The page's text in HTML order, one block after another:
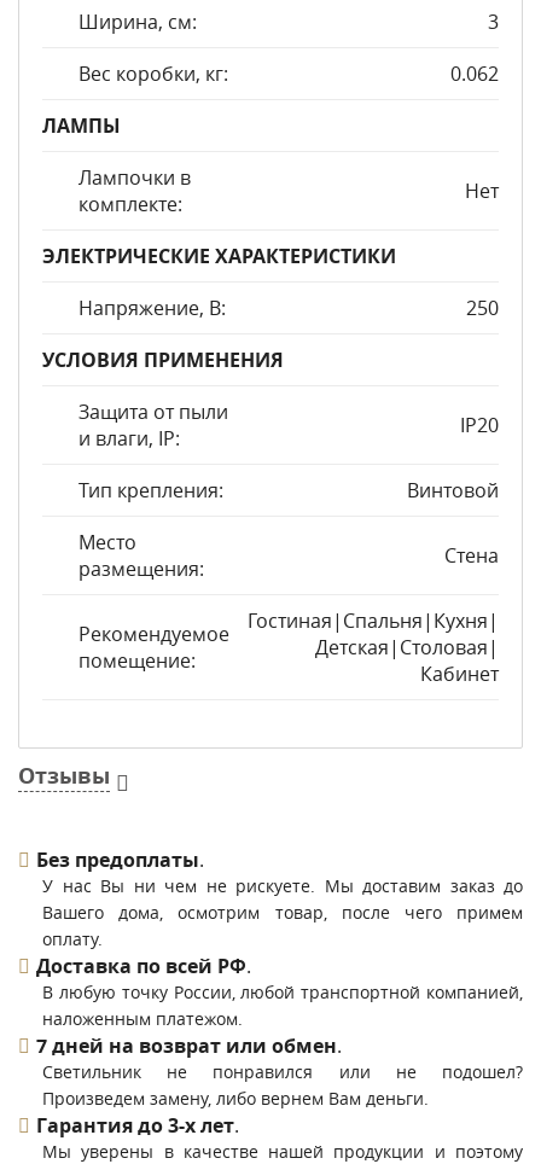
Ширина, см:
3
Вес коробки, кг:
0.062
ЛАМПЫ
Лампочки в
комплекте:
Нет
ЭЛЕКТРИЧЕСКИЕ ХАРАКТЕРИСТИКИ
Напряжение, В:
250
УСЛОВИЯ ПРИМЕНЕНИЯ
Защита от пыли
и влаги, IP:
IP20
Тип крепления:
Винтовой
Место
размещения:
Стена
Рекомендуемое
помещение:
Гостиная|Спальня|Кухня|
Детская|Столовая|
Кабинет
Отзывы
Без предоплаты.
У нас Вы ни чем не рискуете. Мы доставим заказ до
Вашего дома, осмотрим товар, после чего примем
оплату.
Доставка по всей РФ.
В любую точку России, любой транспортной компанией,
наложенным платежом.
7 дней на возврат или обмен.
Светильник не понравился или не подошел?
Произведем замену, либо вернем Вам деньги.
Гарантия до 3-х лет.
Мы уверены в качестве нашей продукции и поэтому